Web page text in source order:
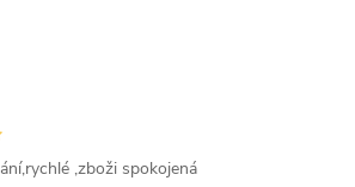
,zboži spokojená